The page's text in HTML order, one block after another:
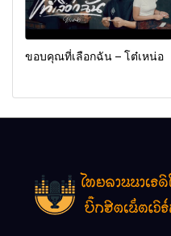
ขอบคุณที่เลือกฉัน – โต๋เหน่อ